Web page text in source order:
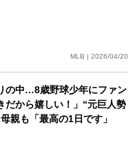
MLB | 2026/04/20
の中…8歳野球少年にファン
だから嬉しい！」“元巨人勢
親も「最高の1日です」